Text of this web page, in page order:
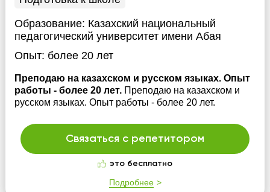
Образование: Казахский национальный
педагогический университет имени Абая
Опыт: более 20 лет
Преподаю на казахском и русском языках. Опыт
работы - более 20 лет. Преподаю на казахском и
русском языках. Опыт работы - более 20 лет.
Связаться с репетитором
это бесплатно
Подробнее